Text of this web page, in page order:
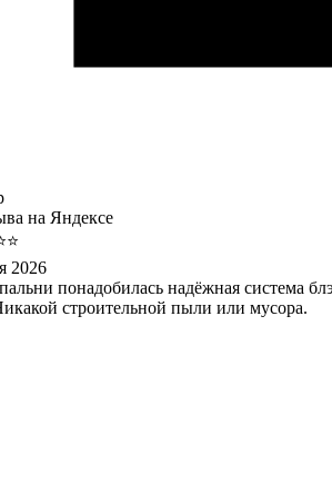
на Яндексе
2026
понадобилась надёжная система
строительной пыли или мусора.